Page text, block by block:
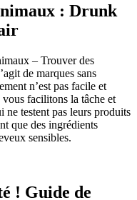
: Drunk
– Trouver des
de marques sans
n’est pas facile et
facilitons la tâche et
ne testent pas leurs produits
que des ingrédients
sensibles.
! Guide de